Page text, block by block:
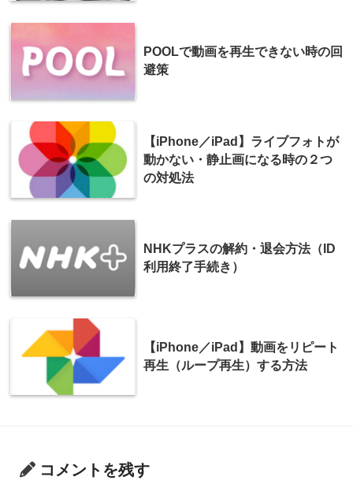
POOLで動画を再生できない時の回
避策
【iPhone／iPad】ライブフォトが
動かない・静止画になる時の２つ
の対処法
NHKプラスの解約・退会方法（ID
利用終了手続き）
【iPhone／iPad】動画をリピート
再生（ループ再生）する方法
コメントを残す